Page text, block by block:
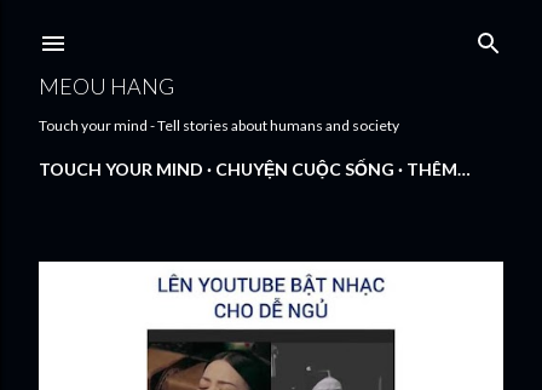
MEOU HANG
Touch your mind - Tell stories about humans and society
TOUCH YOUR MIND CHUYỆN CUỘC SỐNG THÊM…